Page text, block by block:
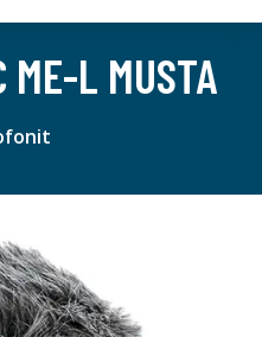
ME-L MUSTA